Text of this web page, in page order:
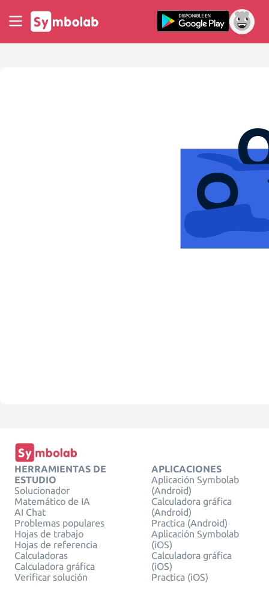
HERRAMIENTAS DE
ESTUDIO
Solucionador
Matemático de IA
AI Chat
Problemas populares
Hojas de trabajo
Hojas de referencia
Calculadoras
Calculadora gráfica
Verificar solución
APLICACIONES
Aplicación Symbolab
(Android)
Calculadora gráfica
(Android)
Practica (Android)
Aplicación Symbolab
(iOS)
Calculadora gráfica
(iOS)
Practica (iOS)